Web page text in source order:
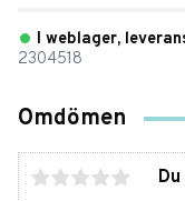
I weblager,
2304518
Omdömen
Du